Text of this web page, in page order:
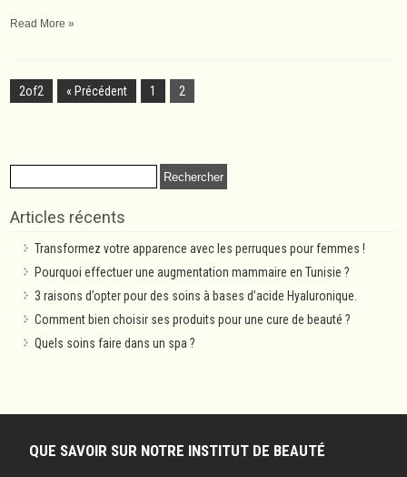
Read More »
2of2 « Précédent 1 2
Rechercher :
Articles récents
Transformez votre apparence avec les perruques pour femmes !
Pourquoi effectuer une augmentation mammaire en Tunisie ?
3 raisons d’opter pour des soins à bases d’acide Hyaluronique.
Comment bien choisir ses produits pour une cure de beauté ?
Quels soins faire dans un spa ?
QUE SAVOIR SUR NOTRE INSTITUT DE BEAUTÉ